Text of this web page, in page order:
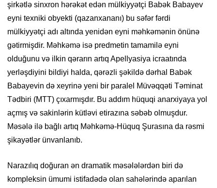
şirkətlə sinxron hərəkət edən mülkiyyətçi Babək Babayev
eyni texniki obyekti (qazanxananı) bu səfər fərdi
mülkiyyətçi adı altında yenidən eyni məhkəmənin önünə
gətirmişdir. Məhkəmə isə predmetin tamamilə eyni
olduğunu və ilkin qərarın artıq Apellyasiya icraatında
yerləşdiyini bildiyi halda, qərəzli şəkildə dərhal Babək
Babayevin də xeyrinə yeni bir paralel Müvəqqəti Təminat
Tədbiri (MTT) çıxarmışdır. Bu addım hüquqi anarxiyaya yol
açmış və sakinlərin kütləvi etirazına səbəb olmuşdur.
Məsələ ilə bağlı artıq Məhkəmə-Hüquq Şurasına da rəsmi
şikayətlər ünvanlanıb.
​Narazılıq doğuran ən dramatik məsələlərdən biri də
kompleksin ümumi istifadədə olan sahələrində aparılan